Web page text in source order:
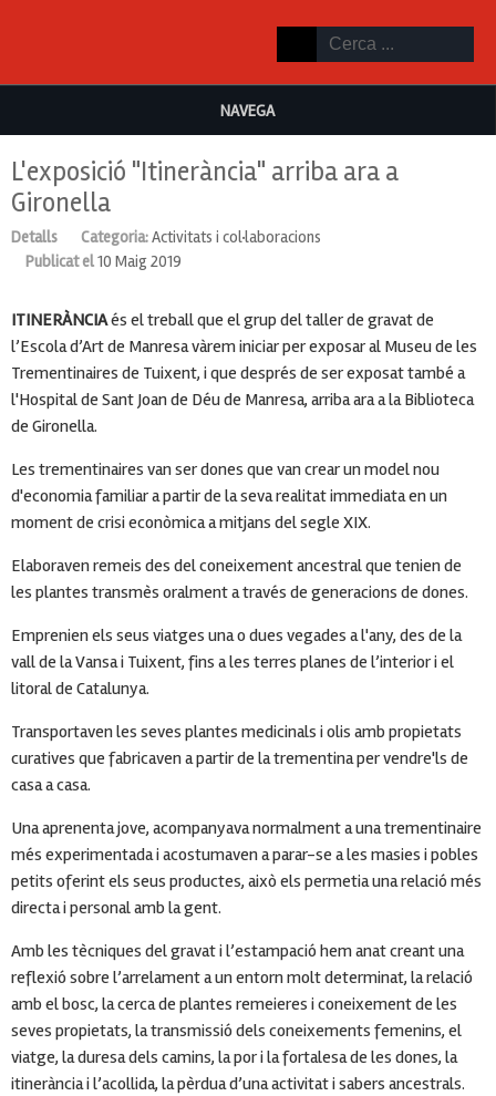
NAVEGA
L'exposició "Itinerància" arriba ara a
Gironella
Detalls Categoria:Activitats i col·laboracions
Publicat el10 Maig 2019
ITINERÀNCIAés el treball que el grup del taller de gravat de
l’Escola d’Art de Manresa vàrem iniciar per exposar al Museu de les
Trementinaires de Tuixent, i que després de ser exposat també a
l'Hospital de Sant Joan de Déu de Manresa, arriba ara a la Biblioteca
de Gironella.
Les trementinaires van ser dones que van crear un model nou
d'economia familiar a partir de la seva realitat immediata en un
moment de crisi econòmica a mitjans del segle XIX.
Elaboraven remeis des del coneixement ancestral que tenien de
les plantes transmès oralment a través de generacions de dones.
Emprenien els seus viatges una o dues vegades a l'any, des de la
vall de la Vansa i Tuixent, fins a les terres planes de l’interior i el
litoral de Catalunya.
Transportaven les seves plantes medicinals i olis amb propietats
curatives que fabricaven a partir de la trementina per vendre'ls de
casa a casa.
Una aprenenta jove, acompanyava normalment a una trementinaire
més experimentada i acostumaven a parar-se a les masies i pobles
petits oferint els seus productes, això els permetia una relació més
directa i personal amb la gent.
Amb les tècniques del gravat i l’estampació hem anat creant una
reflexió sobre l’arrelament a un entorn molt determinat, la relació
amb el bosc, la cerca de plantes remeieres i coneixement de les
seves propietats, la transmissió dels coneixements femenins, el
viatge, la duresa dels camins, la por i la fortalesa de les dones, la
itinerància i l’acollida, la pèrdua d’una activitat i sabers ancestrals.